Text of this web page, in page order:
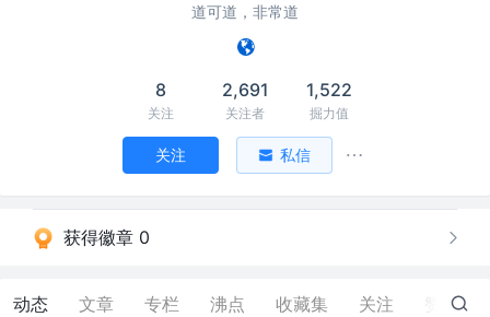
道可道，非常道
8
关注
2,691
关注者
1,522
掘力值
关注 私信
获得徽章 0
动态 文章 专栏 沸点 收藏集 关注 84